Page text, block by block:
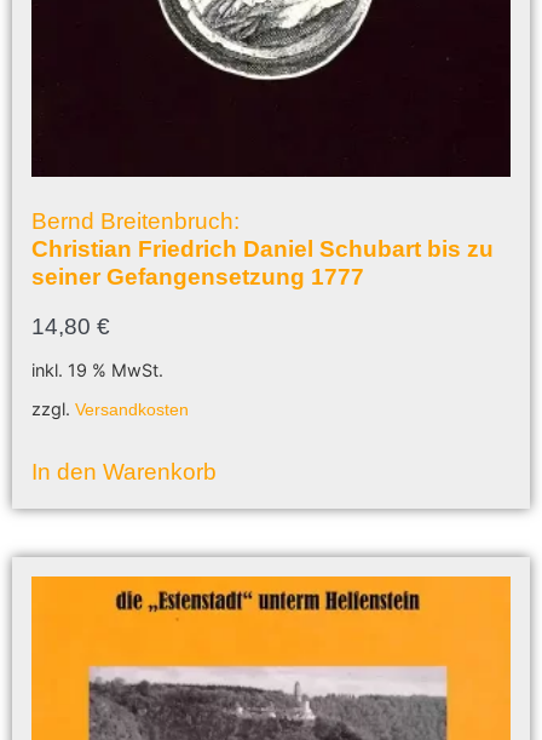
Bernd Breitenbruch:
Christian Friedrich Daniel Schubart bis zu
seiner Gefangensetzung 1777
14,80 €
inkl. 19 % MwSt.
zzgl. Versandkosten
In den Warenkorb